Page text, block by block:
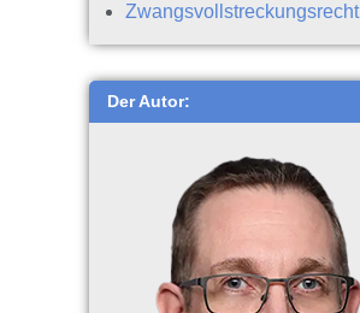
Zwangsvollstreckungsrecht
Der Autor: